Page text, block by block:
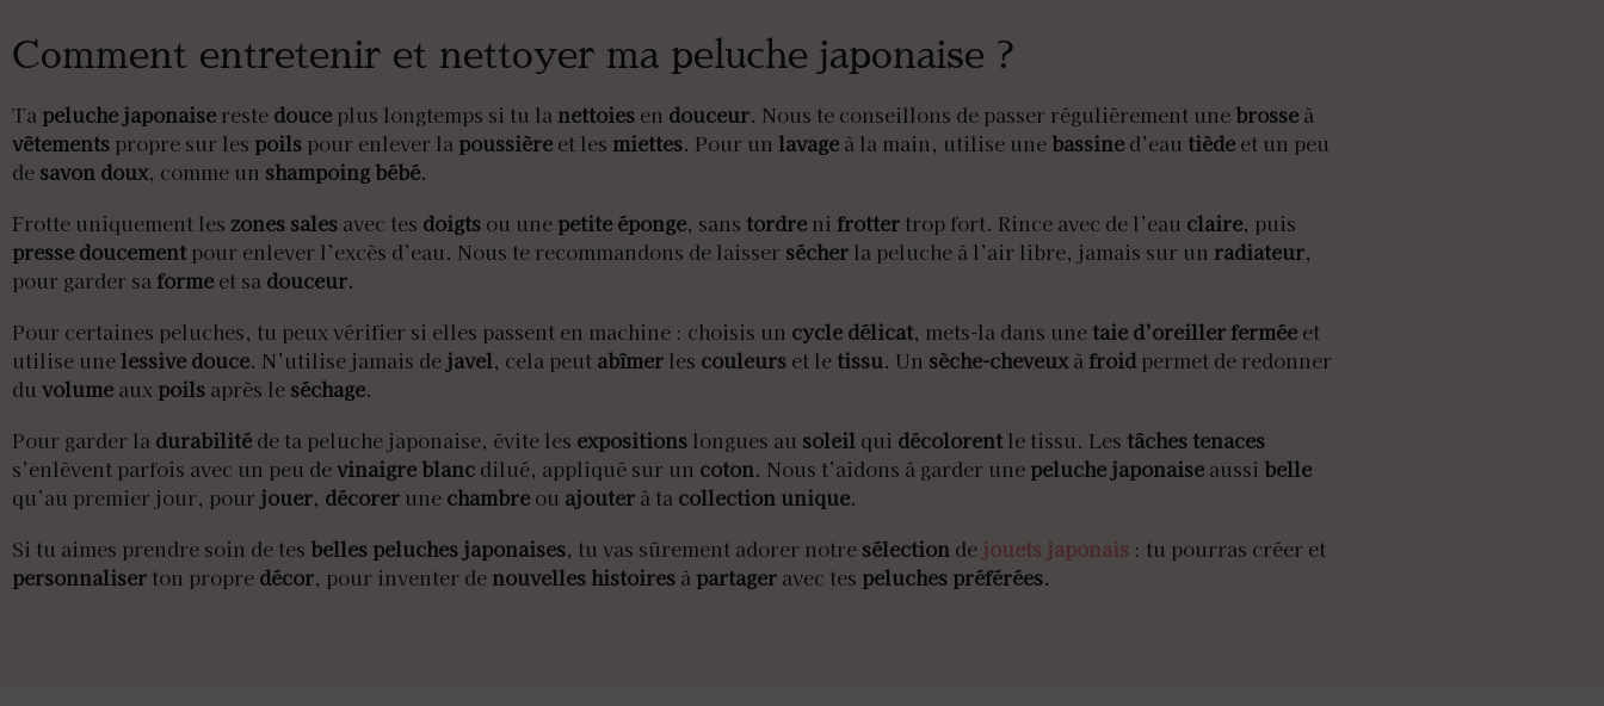
Comment entretenir et nettoyer ma peluche japonaise ?
Ta peluche japonaise reste douce plus longtemps si tu la nettoies en douceur. Nous te conseillons de passer régulièrement unebrosse à
vêtements propre sur les poils pour enlever la poussière et les miettes. Pour un lavage à la main, utilise unebassine d’eau tiède et un peu
de savon doux, comme un shampoing bébé.
Frotte uniquement les zones sales avec tes doigts ou une petite éponge, sans tordre ni frotter trop fort. Rince avec de l’eau claire, puis
presse doucement pour enlever l’excès d’eau. Nous te recommandons de laisser sécher la peluche à l’air libre, jamais sur un radiateur,
pour garder sa forme et sa douceur.
Pour certaines peluches, tu peux vérifier si elles passent en machine : choisis un cycle délicat, mets-la dans unetaie d’oreiller fermée et
utilise unelessive douce. N’utilise jamais de javel, cela peut abîmer les couleurs et letissu. Un sèche-cheveuxàfroidpermet de redonner
du volume aux poils après le séchage.
Pour garder la durabilité de ta peluche japonaise, évite les expositions longues au soleil qui décolorent le tissu. Les tâches tenaces
s’enlèvent parfois avec un peu devinaigre blanc dilué, appliqué sur un coton. Nous t’aidons à garder une peluche japonaise aussi belle
qu’au premier jour, pour jouer, décorer une chambre ou ajouter à ta collection unique.
Si tu aimes prendre soin de tes belles peluches japonaises, tu vas sûrement adorer notre sélection de jouets japonais : tu pourras créer et
personnaliser ton propre décor, pour inventer de nouvelles histoires à partager avec tes peluches préférées.